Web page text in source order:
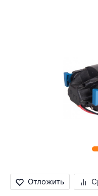
Отложить